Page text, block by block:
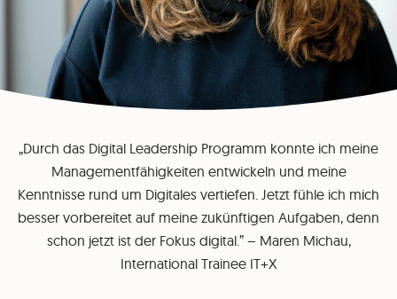
„Durch das Digital Leadership Programm konnte ich meine
Managementfähigkeiten entwickeln und meine
Kenntnisse rund um Digitales vertiefen. Jetzt fühle ich mich
besser vorbereitet auf meine zukünftigen Aufgaben, denn
schon jetzt ist der Fokus digital.” – Maren Michau,
International Trainee IT+X